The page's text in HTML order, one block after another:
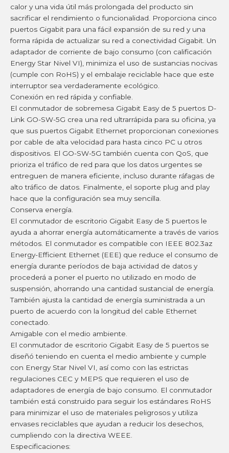
calor y una vida útil más prolongada del producto sin
sacrificar el rendimiento o funcionalidad. Proporciona cinco
puertos Gigabit para una fácil expansión de su red y una
forma rápida de actualizar su red a conectividad Gigabit. Un
adaptador de corriente de bajo consumo (con calificación
Energy Star Nivel VI), minimiza el uso de sustancias nocivas
(cumple con RoHS) y el embalaje reciclable hace que este
interruptor sea verdaderamente ecológico.
Conexión en red rápida y confiable.
El conmutador de sobremesa Gigabit Easy de 5 puertos D-
Link GO-SW-5G crea una red ultrarrápida para su oficina, ya
que sus puertos Gigabit Ethernet proporcionan conexiones
por cable de alta velocidad para hasta cinco PC u otros
dispositivos. El GO-SW-5G también cuenta con QoS, que
prioriza el tráfico de red para que los datos urgentes se
entreguen de manera eficiente, incluso durante ráfagas de
alto tráfico de datos. Finalmente, el soporte plug and play
hace que la configuración sea muy sencilla.
Conserva energía.
El conmutador de escritorio Gigabit Easy de 5 puertos le
ayuda a ahorrar energía automáticamente a través de varios
métodos. El conmutador es compatible con IEEE 802.3az
Energy-Efficient Ethernet (EEE) que reduce el consumo de
energía durante períodos de baja actividad de datos y
procederá a poner el puerto no utilizado en modo de
suspensión, ahorrando una cantidad sustancial de energía.
También ajusta la cantidad de energía suministrada a un
puerto de acuerdo con la longitud del cable Ethernet
conectado.
Amigable con el medio ambiente.
El conmutador de escritorio Gigabit Easy de 5 puertos se
diseñó teniendo en cuenta el medio ambiente y cumple
con Energy Star Nivel VI, así como con las estrictas
regulaciones CEC y MEPS que requieren el uso de
adaptadores de energía de bajo consumo. El conmutador
también está construido para seguir los estándares RoHS
para minimizar el uso de materiales peligrosos y utiliza
envases reciclables que ayudan a reducir los desechos,
cumpliendo con la directiva WEEE.
Especificaciones: